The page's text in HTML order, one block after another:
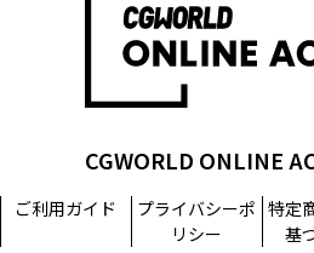
CGWORLD ONLINE
ご利用ガイド
プライバシーポ
リシー
特定
基